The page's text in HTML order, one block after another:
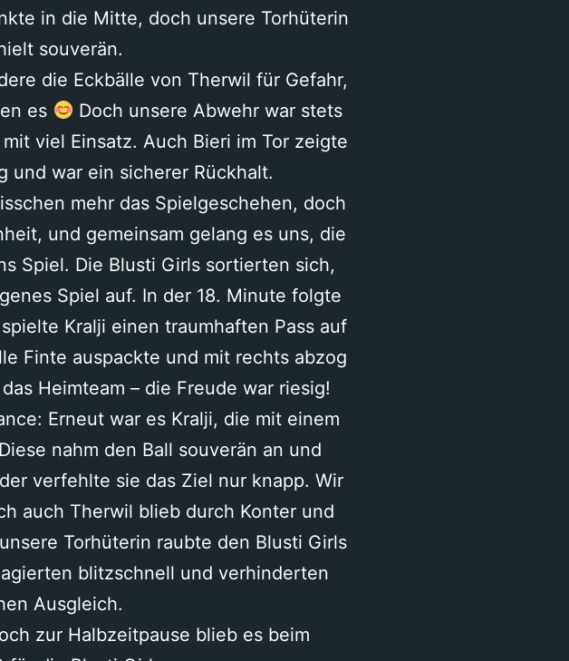
in die Mitte, doch unsere Torhüterin
souverän.
die Eckbälle von Therwil für Gefahr,
es
Doch unsere Abwehr war stets
viel Einsatz. Auch Bieri im Tor zeigte
und war ein sicherer Rückhalt.
mehr das Spielgeschehen, doch
und gemeinsam gelang es uns, die
Spiel. Die Blusti Girls sortierten sich,
Spiel auf. In der 18. Minute folgte
Kralji einen traumhaften Pass auf
Finte auspackte und mit rechts abzog
Heimteam – die Freude war riesig!
Erneut war es Kralji, die mit einem
nahm den Ball souverän an und
verfehlte sie das Ziel nur knapp. Wir
auch Therwil blieb durch Konter und
Torhüterin raubte den Blusti Girls
blitzschnell und verhinderten
Ausgleich.
zur Halbzeitpause blieb es beim